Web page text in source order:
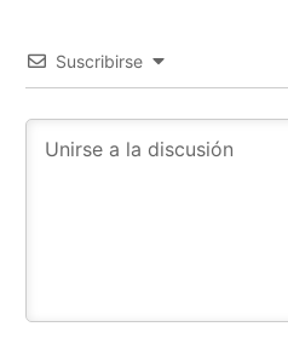
Suscribirse